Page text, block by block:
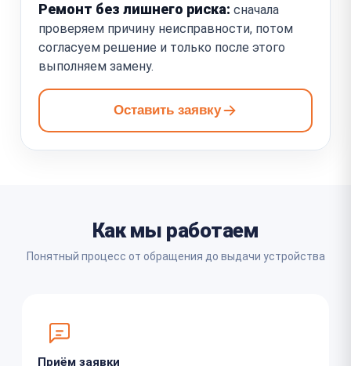
Ремонт без лишнего риска: сначала
проверяем причину неисправности, потом
согласуем решение и только после этого
выполняем замену.
Оставить заявку
Как мы работаем
Понятный процесс от обращения до выдачи устройства
Приём заявки